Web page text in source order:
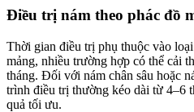
Điều trị nám theo phác đồ
Thời gian điều trị phụ thuộc vào
mảng, nhiều trường hợp có thể cải
tháng. Đối với nám chân sâu hoặc
trình điều trị thường kéo dài từ 4–6
quả tối ưu.